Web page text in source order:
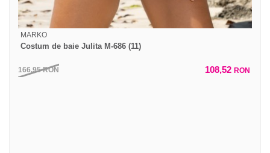
MARKO
Costum de baie Julita M-686 (11)
166,95RON 108,52 RON